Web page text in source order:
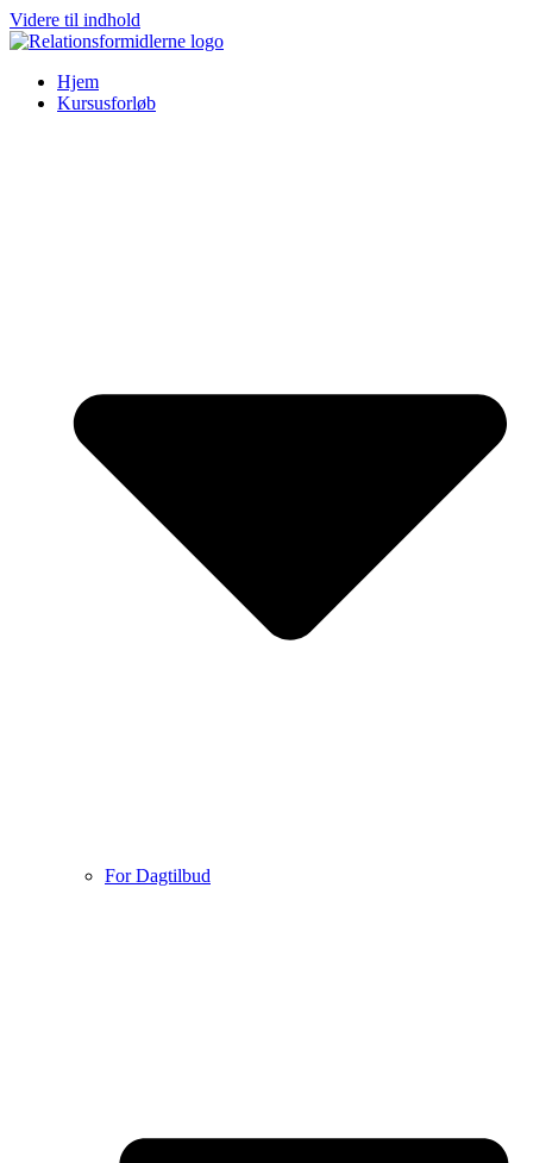
Videre til indhold
Hjem
Kursusforløb
For Dagtilbud